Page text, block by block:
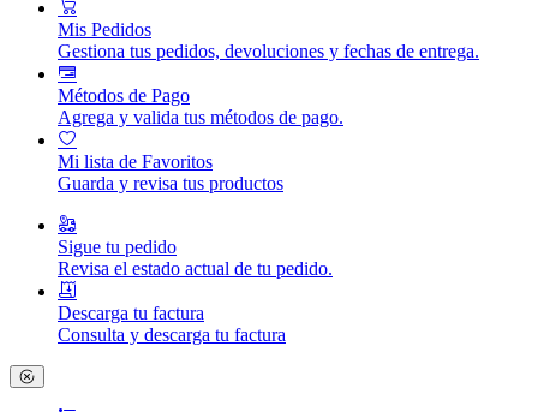
Mis Pedidos
Gestiona tus pedidos, devoluciones y fechas de entrega.
Métodos de Pago
Agrega y valida tus métodos de pago.
Mi lista de Favoritos
Guarda y revisa tus productos
Sigue tu pedido
Revisa el estado actual de tu pedido.
Descarga tu factura
Consulta y descarga tu factura